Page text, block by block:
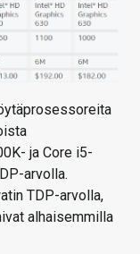
ja Core i5-
arvolla.
TDP-arvolla,
alhaisemmilla